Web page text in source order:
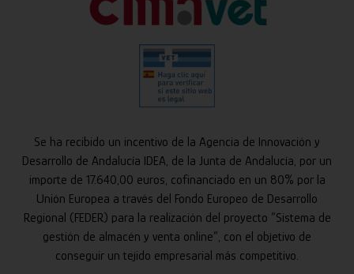
Se ha recibido un incentivo de la Agencia de Innovación y
Desarrollo de Andalucía IDEA, de la Junta de Andalucía, por un
importe de 17.640,00 euros, cofinanciado en un 80% por la
Unión Europea a través del Fondo Europeo de Desarrollo
Regional (FEDER) para la realización del proyecto “Sistema de
gestión de almacén y venta online”, con el objetivo de
conseguir un tejido empresarial más competitivo.